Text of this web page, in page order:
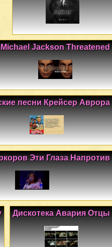
Michael Jackson Threatened
песни Крейсер Аврора
Эти Глаза Напротив
Дискотека Авария Отцы